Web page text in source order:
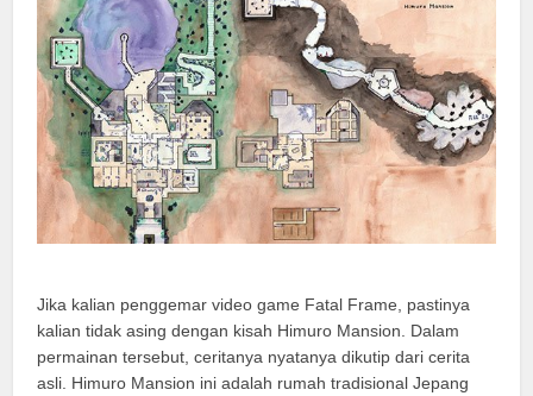
Jika kalian penggemar video game Fatal Frame, pastinya
kalian tidak asing dengan kisah Himuro Mansion. Dalam
permainan tersebut, ceritanya nyatanya dikutip dari cerita
asli. Himuro Mansion ini adalah rumah tradisional Jepang